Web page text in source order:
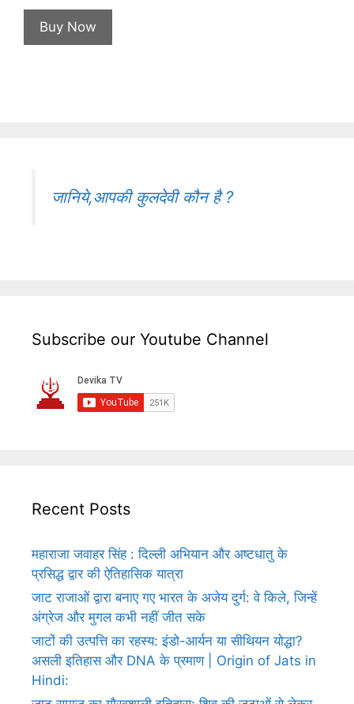
was:
₹1,100.00.
Buy Now
जानिये,आपकी कुलदेवी कौन है ?
Subscribe our Youtube Channel
Recent Posts
महाराजा जवाहर सिंह : दिल्ली अभियान और अष्टधातु के
प्रसिद्ध द्वार की ऐतिहासिक यात्रा
जाट राजाओं द्वारा बनाए गए भारत के अजेय दुर्ग: वे किले, जिन्हें
अंग्रेज और मुगल कभी नहीं जीत सके
जाटों की उत्पत्ति का रहस्य: इंडो-आर्यन या सीथियन योद्धा?
असली इतिहास और DNA के प्रमाण | Origin of Jats in
Hindi: